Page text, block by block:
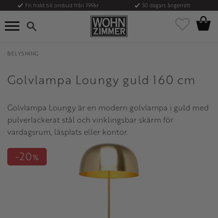
Meny
Fri frakt till ombud från 799kr 30 dagars ångerrätt
Favoriter
BELYSNING
Golvlampa Loungy guld 160 cm
Golvlampa Loungy är en modern golvlampa i guld med
pulverlackerat stål och vinklingsbar skärm för
vardagsrum, läsplats eller kontor.
20%